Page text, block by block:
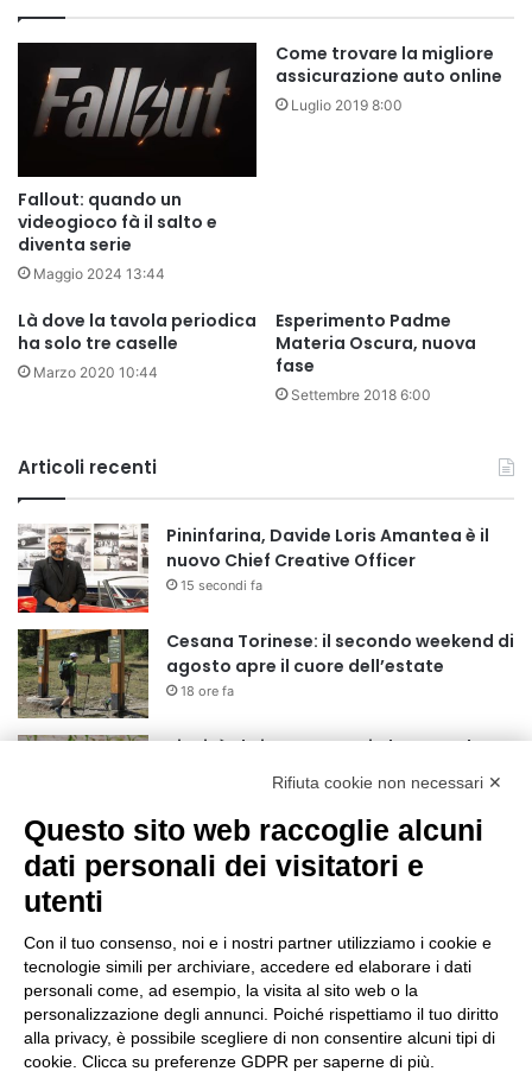
Fallout: quando un
videogioco fà il salto e
diventa serie
Maggio 2024 13:44
Come trovare la migliore
assicurazione auto online
Luglio 2019 8:00
Là dove la tavola periodica
ha solo tre caselle
Marzo 2020 10:44
Esperimento Padme
Materia Oscura, nuova
fase
Settembre 2018 6:00
Articoli recenti
Pininfarina, Davide Loris Amantea è il
nuovo Chief Creative Officer
15 secondi fa
Cesana Torinese: il secondo weekend di
agosto apre il cuore dell’estate
18 ore fa
Siccità: Il Piemonte avvia le procedure
per la richiesta dello stato di calamità
19 ore fa
Reale Mutua, ecco il programma del
Nidi comunali: dalla Regione 1,5 milioni
di euro per ampliare gli orari dei servizi
a parità di tariffa
1 giorno fa
Rifiuta cookie non necessari ✕
Questo sito web raccoglie alcuni
dati personali dei visitatori e
utenti
Con il tuo consenso, noi e i nostri partner utilizziamo i cookie e
tecnologie simili per archiviare, accedere ed elaborare i dati
personali come, ad esempio, la visita al sito web o la
personalizzazione degli annunci. Poiché rispettiamo il tuo diritto
alla privacy, è possibile scegliere di non consentire alcuni tipi di
cookie. Clicca su preferenze GDPR per saperne di più.